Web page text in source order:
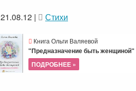
21.08.12 | Стихи
Книга Ольги Валяевой
"Предназначение быть женщиной"
ПОДРОБНЕЕ »